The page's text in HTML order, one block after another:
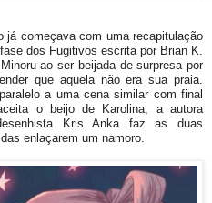
já começava com uma recapitulação
dos Fugitivos escrita por Brian K.
ao ser beijada de surpresa por
que aquela não era sua praia.
a uma cena similar com final
o beijo de Karolina, a autora
Kris Anka faz as duas
enlaçarem um namoro.